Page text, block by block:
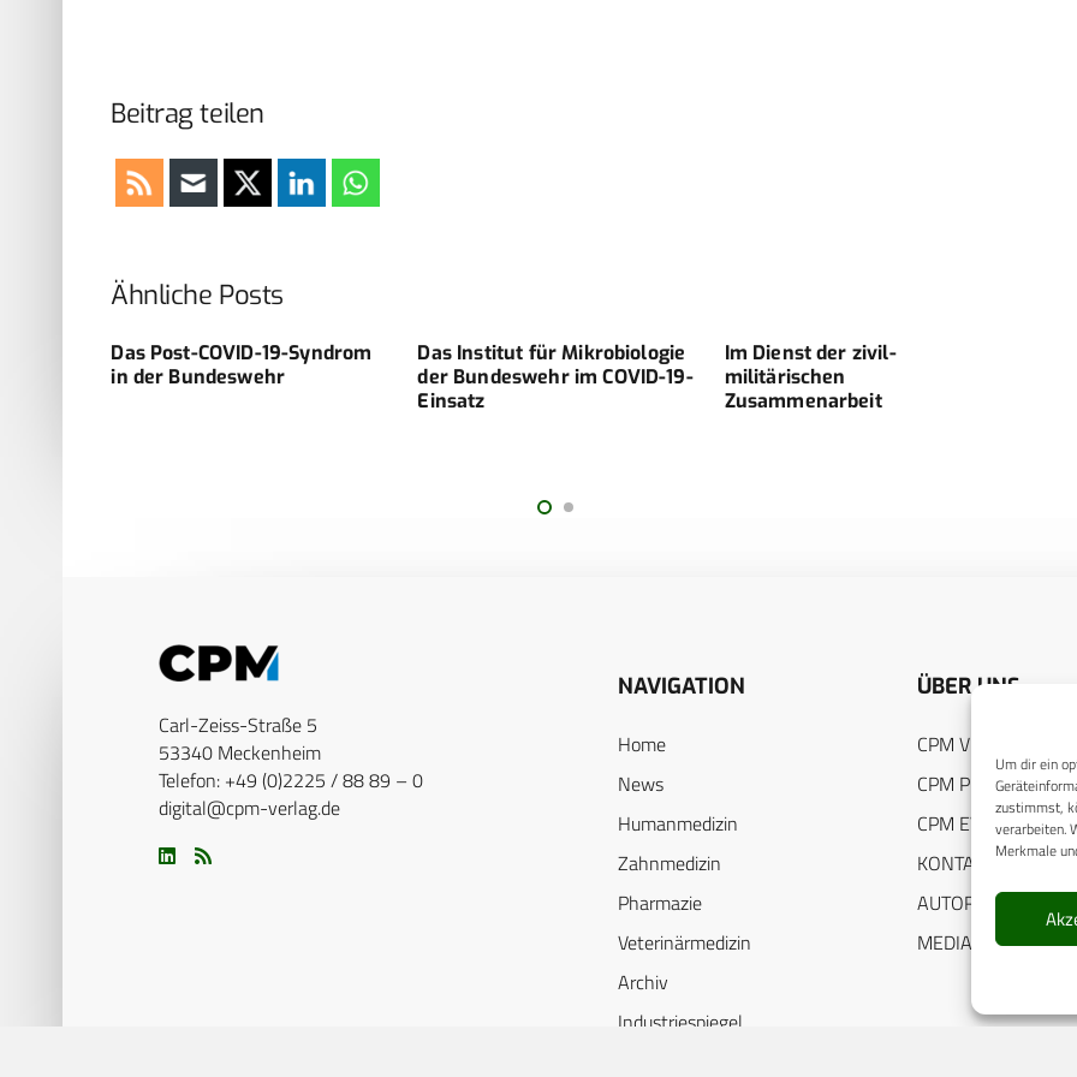
Um dir ein
zustimmst,
verarbeiten.
Merkmale
Beitrag teilen
Ähnliche Posts
Das Post-COVID-19-Syndrom
in der Bundeswehr
Das Institut für Mikrobiologie
der Bundeswehr im COVID-19-
Einsatz
Im Dienst der zivil-
militärischen
Zusammenarbeit
Carl-Zeiss-Straße 5
53340 Meckenheim
Telefon: +49 (0)2225 / 88 89 – 0
digital@cpm-verlag.de
NAVIGATION
Home
News
Humanmedizin
Zahnmedizin
Pharmazie
Veterinärmedizin
Archiv
Industriespiegel
ÜBER UNS
CPM VERLAG
CPM
CPM EVENTS
KONTAKT
AUTORENHINWEISE
MEDIADATEN